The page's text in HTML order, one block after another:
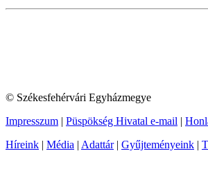
© Székesfehérvári Egyházmegye
Impresszum | Püspökség Hivatal e-mail |
Híreink | Média | Adattár| Gyűjteményeink |